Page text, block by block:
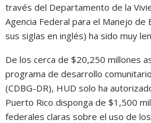
través del Departamento de la
Agencia Federal para el Manejo de
sus siglas en inglés) ha sido muy
De los cerca de $20,250 millones
programa de desarrollo
(CDBG-DR), HUD solo ha
Puerto Rico disponga de $1,500
federales claras sobre el uso de